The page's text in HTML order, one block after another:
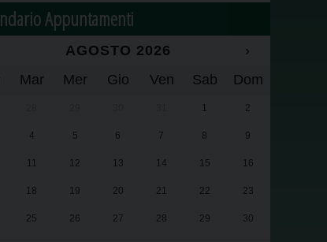
Appuntamenti
AGOSTO 2026
›
Mar Mer Gio Ven Sab Dom
1 2
4 5 6 7 8 9
11 12 13 14 15 16
18 19 20 21 22 23
25 26 27 28 29 30